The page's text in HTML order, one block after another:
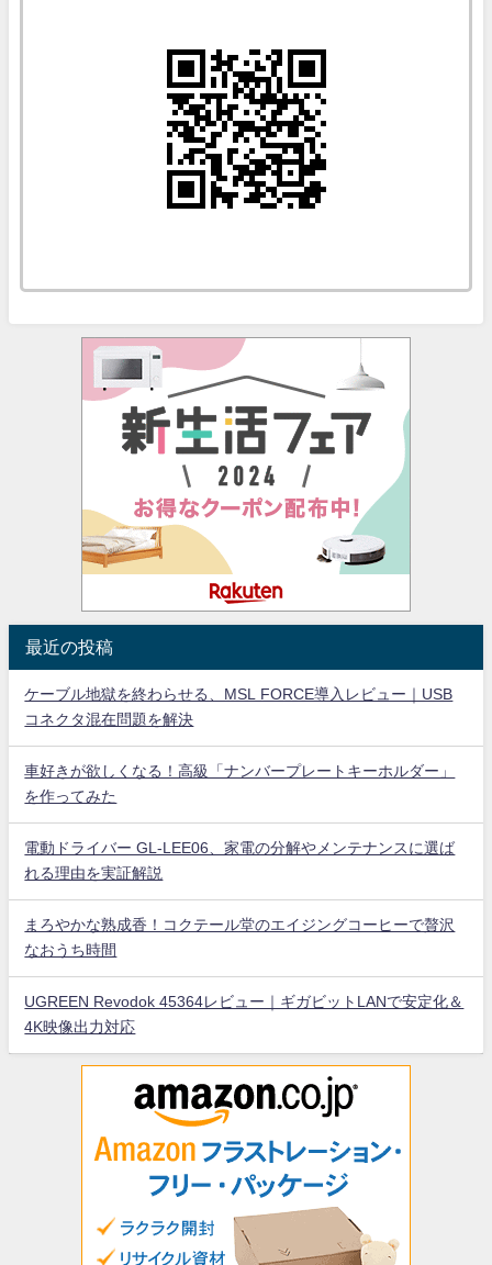
最近の投稿
ケーブル地獄を終わらせる、MSL FORCE導入レビュー｜USB
コネクタ混在問題を解決
車好きが欲しくなる！高級「ナンバープレートキーホルダー」
を作ってみた
電動ドライバー GL-LEE06、家電の分解やメンテナンスに選ば
れる理由を実証解説
まろやかな熟成香！コクテール堂のエイジングコーヒーで贅沢
なおうち時間
UGREEN Revodok 45364レビュー｜ギガビットLANで安定化＆
4K映像出力対応